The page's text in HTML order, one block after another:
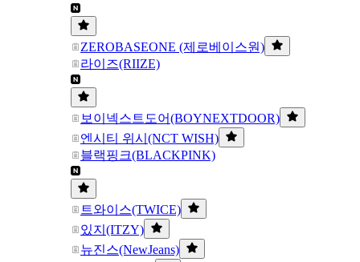
ZEROBASEONE (제로베이스원)
라이즈(RIIZE)
보이넥스트도어(BOYNEXTDOOR)
엔시티 위시(NCT WISH)
블랙핑크(BLACKPINK)
트와이스(TWICE)
있지(ITZY)
뉴진스(NewJeans)